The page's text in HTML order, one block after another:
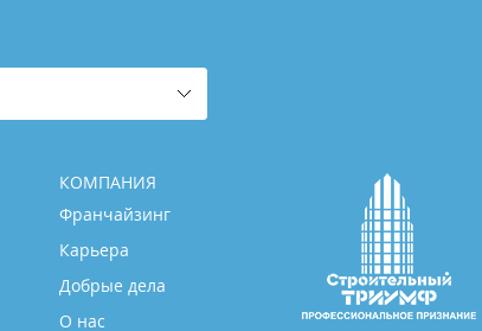
КОМПАНИЯ
Франчайзинг
Карьера
Добрые дела
О нас